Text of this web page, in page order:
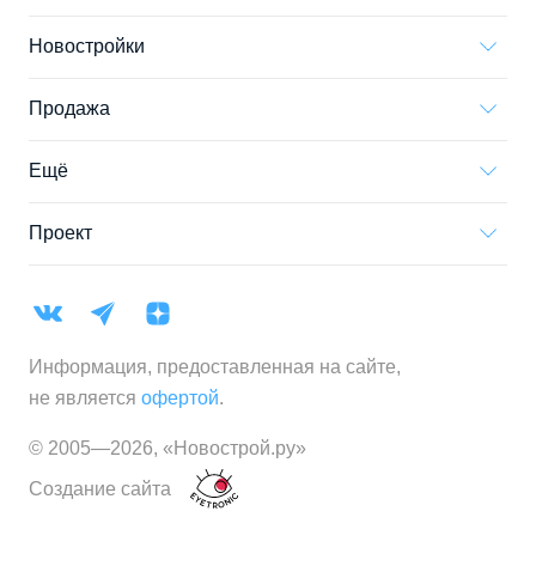
Новостройки
Продажа
Ещё
Проект
Информация, предоставленная на сайте,
не является офертой.
© 2005—2026, «Новострой.ру»
Создание сайта